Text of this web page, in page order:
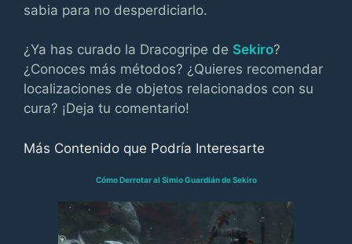
sabia para no desperdiciarlo.
¿Ya has curado la Dracogripe de Sekiro?
¿Conoces más métodos? ¿Quieres recomendar
localizaciones de objetos relacionados con su
cura? ¡Deja tu comentario!
Más Contenido que Podría Interesarte
Cómo Derrotar al Simio Guardián de Sekiro